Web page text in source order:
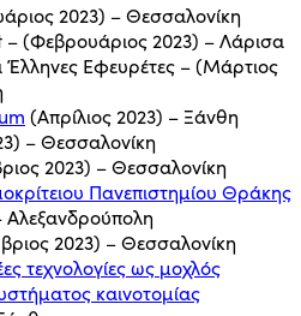
2023) – Θεσσαλονίκη
– (Φεβρουάριος 2023) – Λάρισα
Έλληνες Εφευρέτες – (Μάρτιος
(Απρίλιος 2023) – Ξάνθη
– Θεσσαλονίκη
2023) – Θεσσαλονίκη
Πανεπιστημίου Θράκης
Αλεξανδρούπολη
2023) – Θεσσαλονίκη
τεχνολογίες ως μοχλός
καινοτομίας